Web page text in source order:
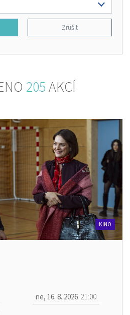
Zrušit
205AKCÍ
KINO
ne, 16. 8. 2026 21:00